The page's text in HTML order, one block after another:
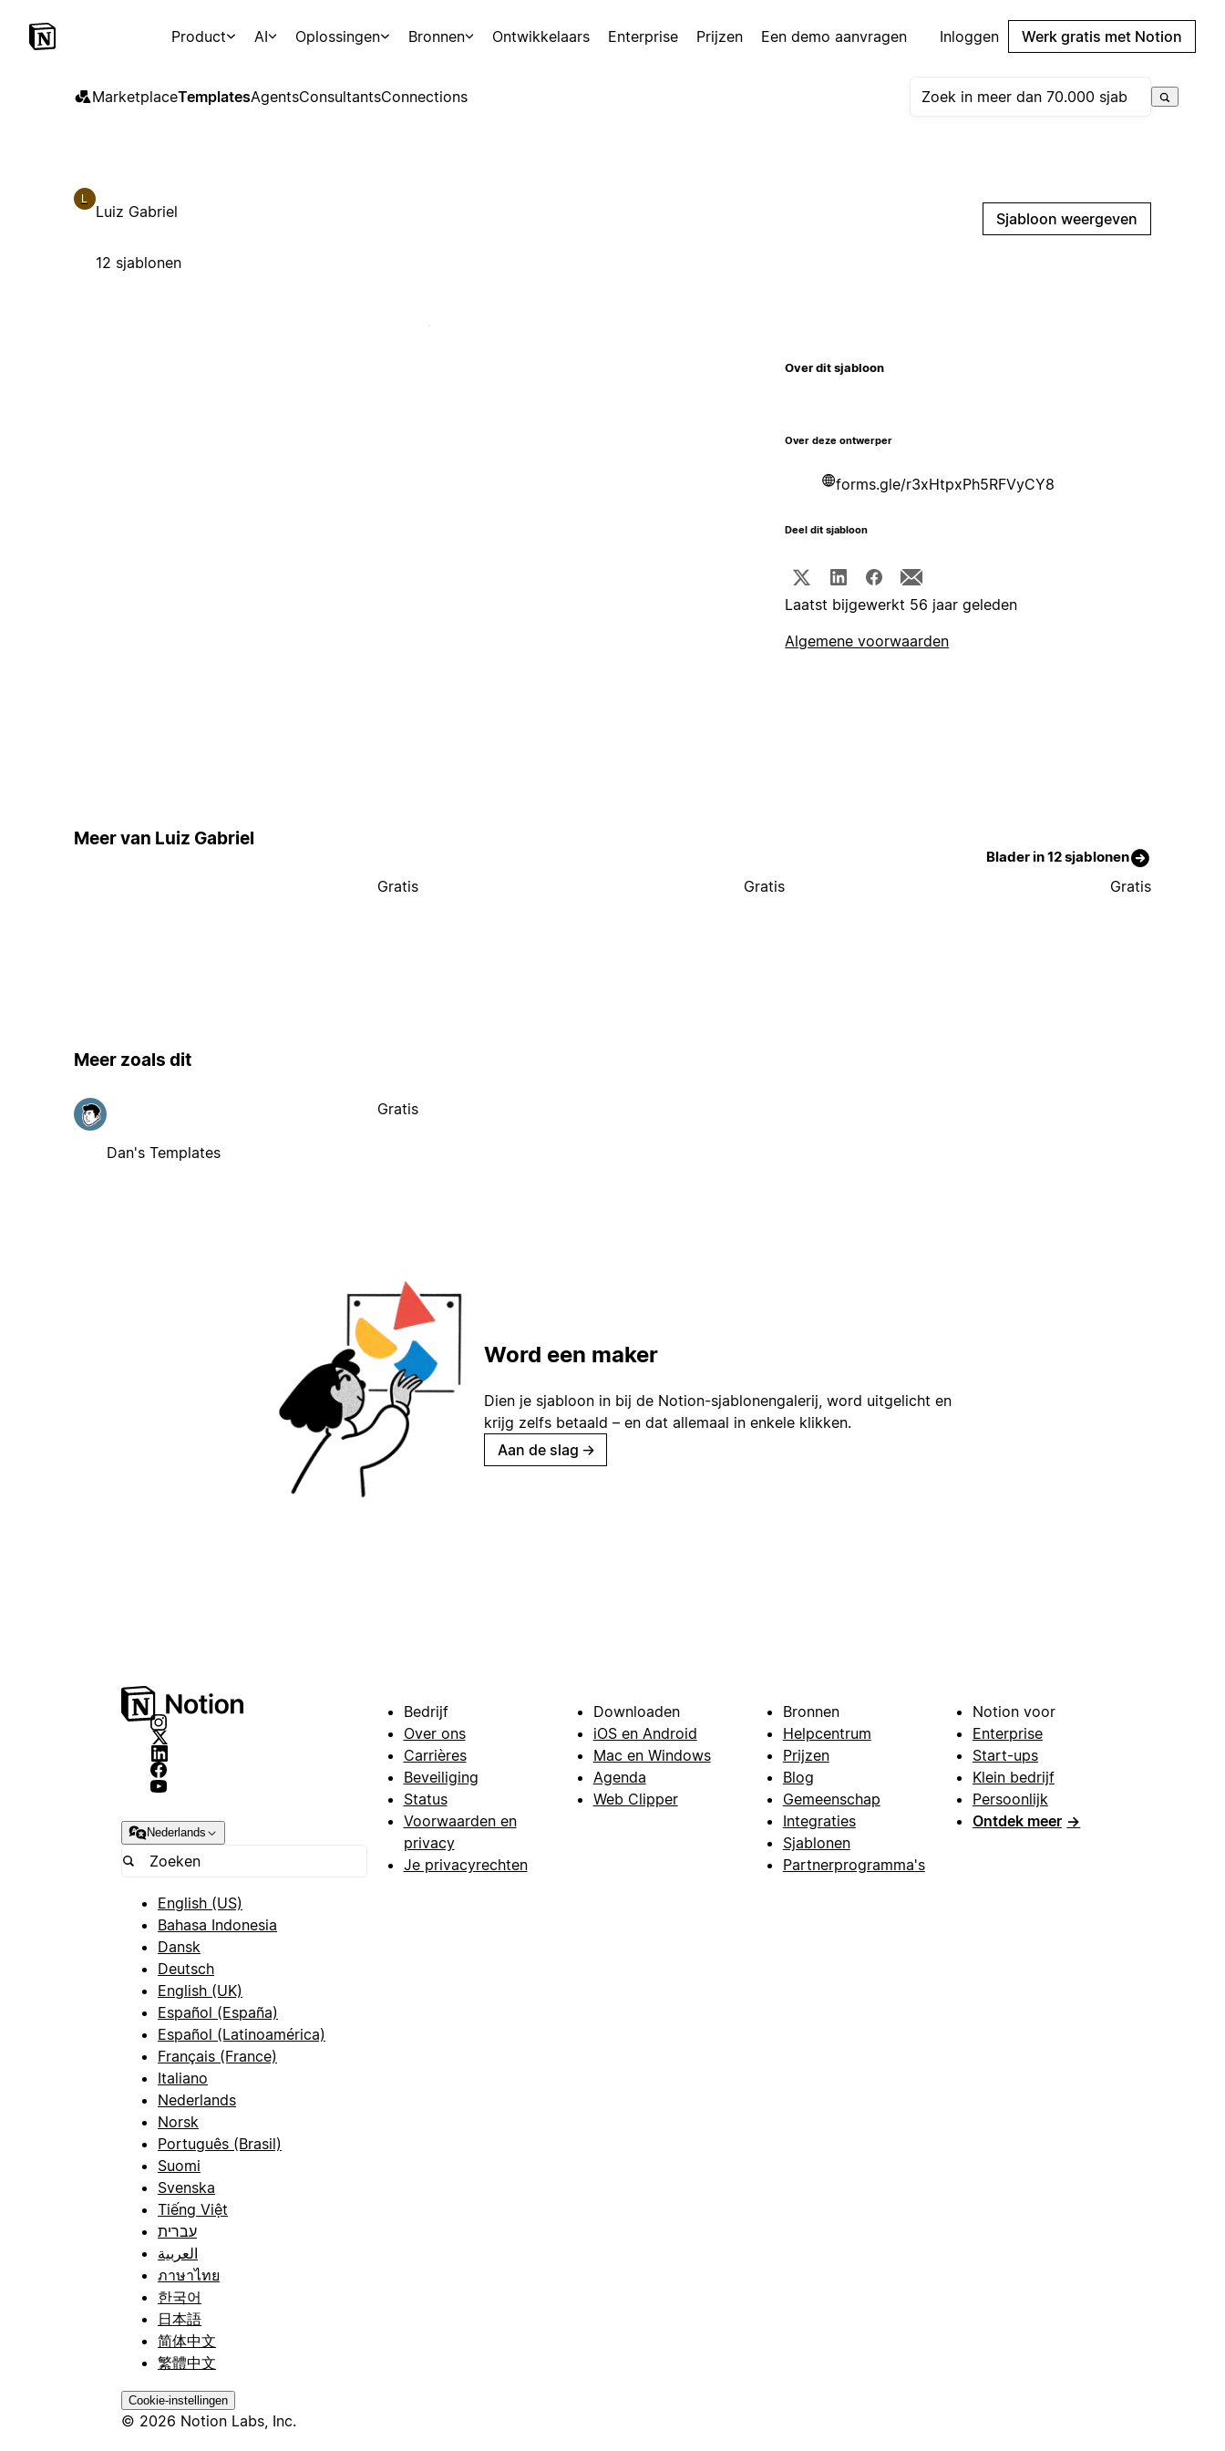
Product AI Oplossingen Bronnen Ontwikkelaars Enterprise Prijzen Een demo aanvragen Inloggen Werk gratis met Notion
MarketplaceTemplatesAgentsConsultantsConnections
L
Luiz Gabriel
12 sjablonen
Sjabloon weergeven
Over dit sjabloon
Over deze ontwerper
forms.gle/r3xHtpxPh5RFVyCY8
Deel dit sjabloon
Laatst bijgewerkt 56 jaar geleden
Algemene voorwaarden
Meer van Luiz Gabriel
Blader in 12 sjablonen
Gratis Gratis Gratis
Meer zoals dit
Dan's Templates
Gratis
Word een maker
Dien je sjabloon in bij de Notion-sjablonengalerij, word uitgelicht en
krijg zelfs betaald – en dat allemaal in enkele klikken.
Aan de slag →
Nederlands
English (US)
Bahasa Indonesia
Dansk
Deutsch
English (UK)
Español (España)
Español (Latinoamérica)
Français (France)
Italiano
Nederlands
Norsk
Português (Brasil)
Suomi
Svenska
Tiếng Việt
עברית
العربية
ภาษาไทย
한국어
日本語
简体中文
繁體中文
Cookie-instellingen
© 2026 Notion Labs, Inc.
Bedrijf
Over ons
Carrières
Beveiliging
Status
Voorwaarden en
privacy
Je privacyrechten
Downloaden
iOS en Android
Mac en Windows
Agenda
Web Clipper
Bronnen
Helpcentrum
Prijzen
Blog
Gemeenschap
Integraties
Sjablonen
Partnerprogramma's
Notion voor
Enterprise
Start-ups
Klein bedrijf
Persoonlijk
Ontdek meer →